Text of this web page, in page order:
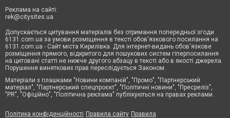
Реклама на сайті:
rek@citysites.ua
Допускається цитування матеріалів без отримання попередньої згоди
6131.com.ua за умови розміщення в тексті обов'язкового посилання на
6131.com.ua - Сайт міста Кирилівка. Для інтернет-видань обов'язкове
розміщення прямого, відкритого для пошукових систем гіперпосилання
на цитовані статті не нижче другого абзацу в тексті або в якості джерела.
Порушення виняткових прав переслідується Законом.
Матеріали з плашками "Новини компаній", "Промо", "Партнерський
матеріал", "Партнерський спецпроєкт", "Політичні новини", "Пресреліз",
"PR", "Офіційно", "Політична реклама" публікуються на правах реклами.
Політика конфіденційності Правила сайту Правила